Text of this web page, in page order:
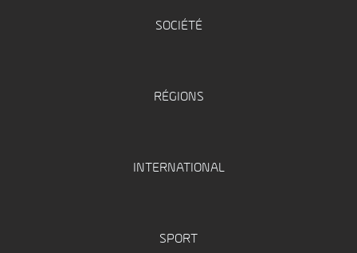
SOCIÉTÉ
RÉGIONS
INTERNATIONAL
SPORT